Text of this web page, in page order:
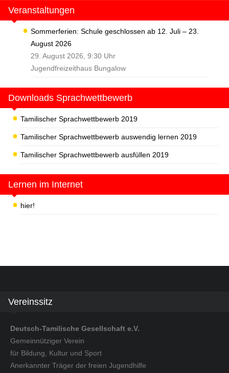
Veranstaltungen
Sommerferien: Schule geschlossen ab 12. Juli – 23.
August 2026
29. August 2026, 9:30 Uhr
Jugendfreizeithaus Bungalow
Downloads Sprachwettbewerb
Tamilischer Sprachwettbewerb 2019
Tamilischer Sprachwettbewerb auswendig lernen 2019
Tamilischer Sprachwettbewerb ausfüllen 2019
Lernen im Internet
hier!
Vereinssitz
Deutsch-Tamilische Gesellschaft e.V.
Gemeinnütziger Verein
für Bildung, Kultur und Sport
Anerkannter Träger der freien Jugendhilfe